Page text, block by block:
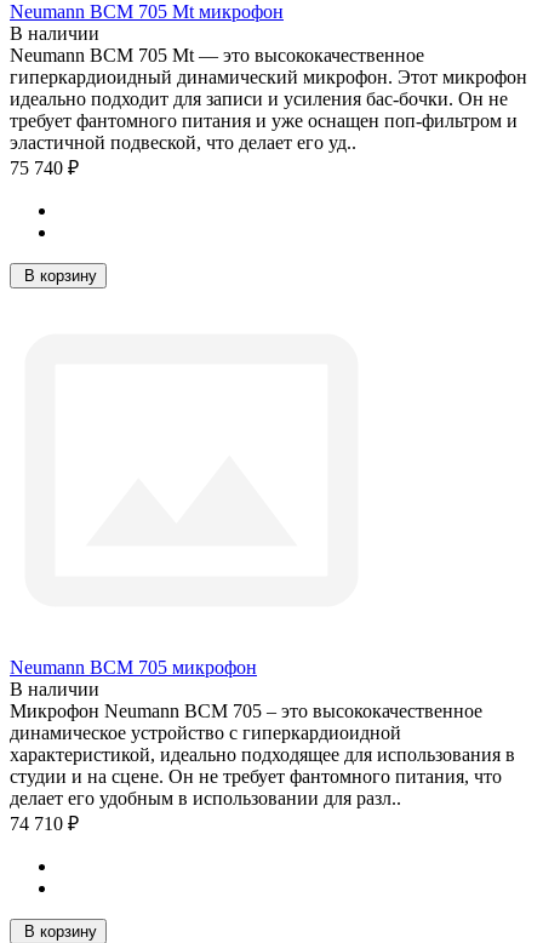
Neumann BCM 705 Mt микрофон
В наличии
Neumann BCM 705 Mt — это высококачественное
гиперкардиоидный динамический микрофон. Этот микрофон
идеально подходит для записи и усиления бас-бочки. Он не
требует фантомного питания и уже оснащен поп-фильтром и
эластичной подвеской, что делает его уд..
75 740 ₽
В корзину
Neumann BCM 705 микрофон
В наличии
Микрофон Neumann BCM 705 – это высококачественное
динамическое устройство с гиперкардиоидной
характеристикой, идеально подходящее для использования в
студии и на сцене. Он не требует фантомного питания, что
делает его удобным в использовании для разл..
74 710 ₽
В корзину